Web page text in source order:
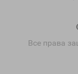
Все права